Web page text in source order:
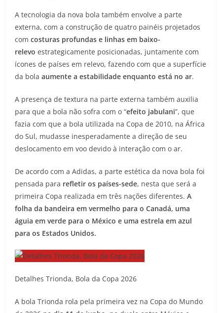
A tecnologia da nova bola também envolve a parte
externa, com a construção de quatro painéis projetados
com costuras profundas e linhas em baixo-
relevo estrategicamente posicionadas, juntamente com
ícones de países em relevo, fazendo com que a superfície
da bola aumente a estabilidade enquanto está no ar.
A presença de textura na parte externa também auxilia
para que a bola não sofra com o “efeito jabulani”, que
fazia com que a bola utilizada na Copa de 2010, na África
do Sul, mudasse inesperadamente a direção de seu
deslocamento em voo devido à interação com o ar.
De acordo com a Adidas, a parte estética da nova bola foi
pensada para refletir os países-sede, nesta que será a
primeira Copa realizada em três nações diferentes. A
folha da bandeira em vermelho para o Canadá, uma
águia em verde para o México e uma estrela em azul
para os Estados Unidos.
Detalhes Trionda, Bola da Copa 2026
A bola Trionda rola pela primeira vez na Copa do Mundo